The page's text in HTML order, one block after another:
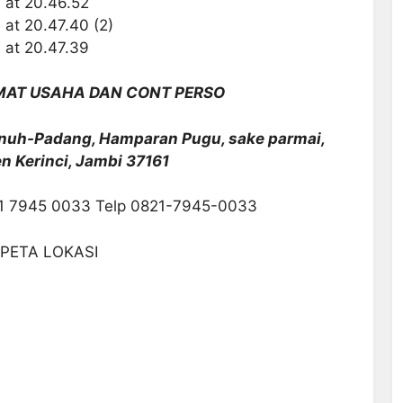
USAHA DAN CONT PERSO
Padang, Hamparan Pugu, sake parmai,
Kerinci, Jambi 37161
7945 0033 Telp 0821-7945-0033
PETA LOKASI